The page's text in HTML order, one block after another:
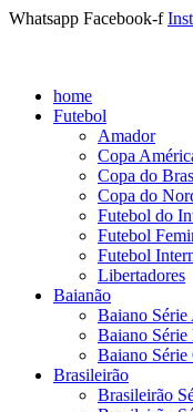
Whatsapp Facebook-f
home
Futebol
Amador
Copa
Copa do
Copa do
Futebol do
Futebol
Futebol
Libertadores
Baianão
Baiano Série
Baiano Série
Baiano Série
Brasileirão
Brasileirão